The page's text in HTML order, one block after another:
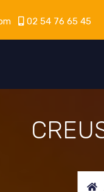
02 54 76 65 45